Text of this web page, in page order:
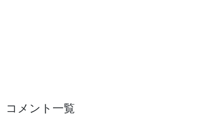
コメント一覧